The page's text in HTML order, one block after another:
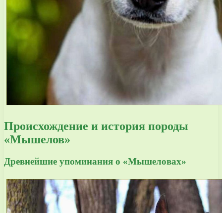
Происхождение и история породы
«Мышелов»
Древнейшие упоминания о «Мышеловах»